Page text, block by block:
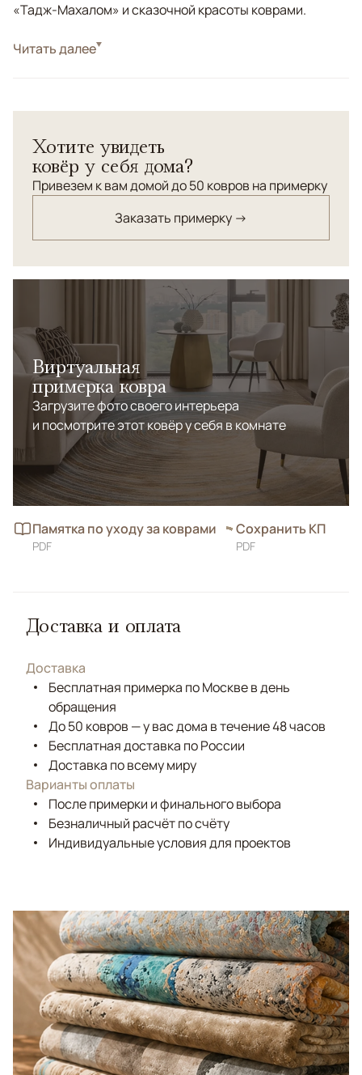
«Тадж-Махалом» и сказочной красоты коврами.
СтильКлассические
УзорыРастительный
Индийский ковер с древнеперсидским орнаментом
Биджар соткан вручную в редкой цветовой
комбинации, станет шедевральным доминантным
изысканности и уюта.
Читать далее
Хотите увидеть
ковёр у себя дома?
Привезем к вам домой до 50 ковров на примерку
Заказать примерку →
Виртуальная
примерка ковра
Загрузите фото своего интерьера
и посмотрите этот ковёр у себя в комнате
Памятка по уходу за коврами
PDF
Сохранить КП
PDF
Доставка и оплата
Доставка
Бесплатная примерка по Москве в день
обращения
До 50 ковров — у вас дома в течение 48 часов
Бесплатная доставка по России
Доставка по всему миру
Варианты оплаты
После примерки и финального выбора
Безналичный расчёт по счёту
Индивидуальные условия для проектов